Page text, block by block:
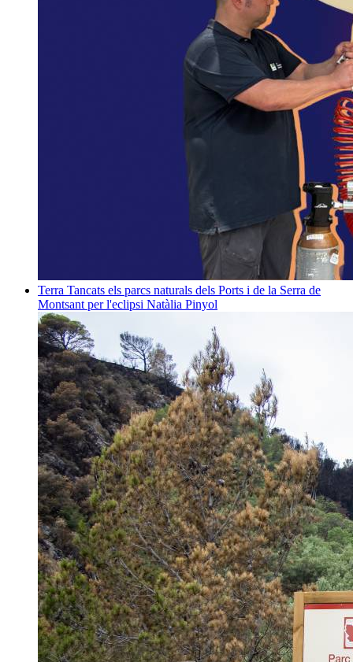
Terra Tancats els parcs naturals dels Ports i de la Serra de
Montsant per l'eclipsi Natàlia Pinyol